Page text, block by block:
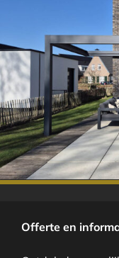
Offerte en